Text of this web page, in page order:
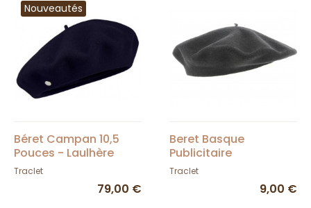
Nouveautés
Béret Campan 10,5
Pouces - Laulhère
Traclet
79,00 €
Beret Basque
Publicitaire
Traclet
9,00 €